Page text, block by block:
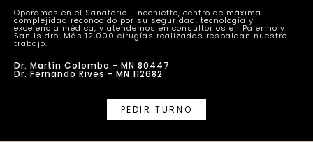
Operamos en el Sanatorio Finochietto, centro de máxima
complejidad reconocido por su seguridad, tecnología y
excelencia médica, y atendemos en consultorios en Palermo y
San Isidro. Más 12.000 cirugías realizadas respaldan nuestro
trabajo.
Dr. Martín Colombo - MN 80447
Dr. Fernando Rives - MN 112682
PEDIR TURNO